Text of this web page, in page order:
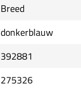
Breed
donkerblauw
392881
275326